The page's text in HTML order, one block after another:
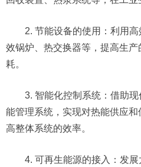
2. 节能设备的使用：利用
效锅炉、热交换器等，提高生
耗。
3. 智能化控制系统：借助
能管理系统，实现对热能供应
高整体系统的效率。
4. 可再生能源的接入：发